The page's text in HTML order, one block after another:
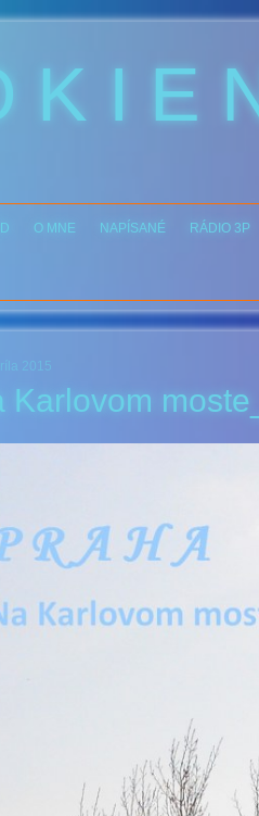
K I E
O MNE NAPÍSANÉ RÁDIO 3P
2015
Karlovom